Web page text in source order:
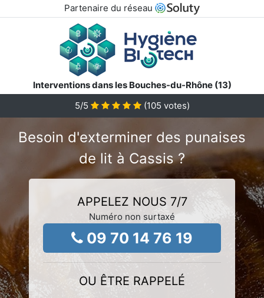
Partenaire du réseau
Interventions dans les Bouches-du-Rhône (13)
5/5 (105 votes)
Besoin d'exterminer des punaises
de lit à Cassis ?
APPELEZ NOUS 7/7
Numéro non surtaxé
09 70 14 76 19
OU ÊTRE RAPPELÉ